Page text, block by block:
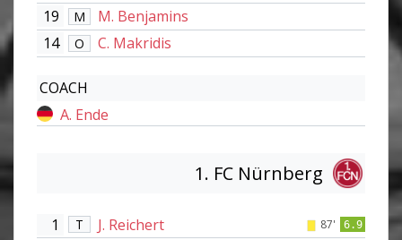
19
M
M. Benjamins
14
O C. Makridis
COACH
A. Ende
1. FC Nürnberg
1 T J. Reichert 87' 6.9